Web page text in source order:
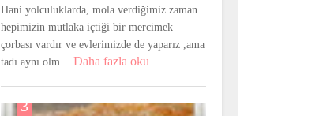
Hani yolculuklarda, mola verdiğimiz zaman
hepimizin mutlaka içtiği bir mercimek
çorbası vardır ve evlerimizde de yaparız ,ama
tadı aynı olm... Daha fazla oku
3